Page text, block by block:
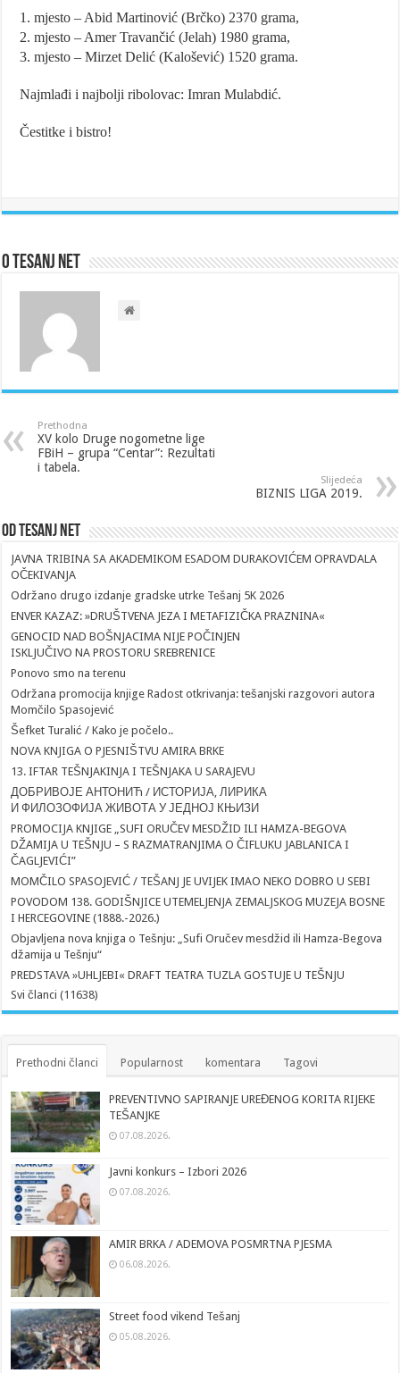
1. mjesto – Abid Martinović (Brčko) 2370 grama,
2. mjesto – Amer Travančić (Jelah) 1980 grama,
3. mjesto – Mirzet Delić (Kalošević) 1520 grama.
Najmlađi i najbolji ribolovac: Imran Mulabdić.
Čestitke i bistro!
O Tesanj Net
Prethodna
XV kolo Druge nogometne lige
FBiH – grupa “Centar”: Rezultati
i tabela.
Slijedeća
BIZNIS LIGA 2019.
Od Tesanj Net
JAVNA TRIBINA SA AKADEMIKOM ESADOM DURAKOVIĆEM OPRAVDALA
OČEKIVANJA
Održano drugo izdanje gradske utrke Tešanj 5K 2026
ENVER KAZAZ: »DRUŠTVENA JEZA I METAFIZIČKA PRAZNINA«
GENOCID NAD BOŠNJACIMA NIJE POČINJEN
ISKLJUČIVO NA PROSTORU SREBRENICE
Ponovo smo na terenu
Održana promocija knjige Radost otkrivanja: tešanjski razgovori autora
Momčilo Spasojević
Šefket Turalić / Kako je počelo..
NOVA KNJIGA O PJESNIŠTVU AMIRA BRKE
13. IFTAR TEŠNJAKINJA I TEŠNJAKA U SARAJEVU
ДОБРИВОЈЕ АНТОНИЋ / ИСТОРИЈА, ЛИРИКА
И ФИЛОЗОФИЈА ЖИВОТА У ЈЕДНОЈ КЊИЗИ
PROMOCIJA KNJIGE „SUFI ORUČEV MESDŽID ILI HAMZA-BEGOVA
DŽAMIJA U TEŠNJU – S RAZMATRANJIMA O ČIFLUKU JABLANICA I
ČAGLJEVIĆI”
MOMČILO SPASOJEVIĆ / TEŠANJ JE UVIJEK IMAO NEKO DOBRO U SEBI
POVODOM 138. GODIŠNJICE UTEMELJENJA ZEMALJSKOG MUZEJA BOSNE
I HERCEGOVINE (1888.-2026.)
Objavljena nova knjiga o Tešnju: „Sufi Oručev mesdžid ili Hamza-Begova
džamija u Tešnju“
PREDSTAVA »UHLJEBI« DRAFT TEATRA TUZLA GOSTUJE U TEŠNJU
Svi članci (11638)
Prethodni članci Popularnost komentara Tagovi
PREVENTIVNO SAPIRANJE UREĐENOG KORITA RIJEKE
TEŠANJKE
07.08.2026.
Javni konkurs – Izbori 2026
07.08.2026.
AMIR BRKA / ADEMOVA POSMRTNA PJESMA
06.08.2026.
Street food vikend Tešanj
05.08.2026.